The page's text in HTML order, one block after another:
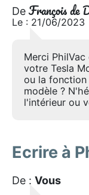
De François de
Le : 21/06/2023
Merci
votre Tesla
ou la fonction
modèle ?
l'intérieur ou
Ecrire à
De : Vous